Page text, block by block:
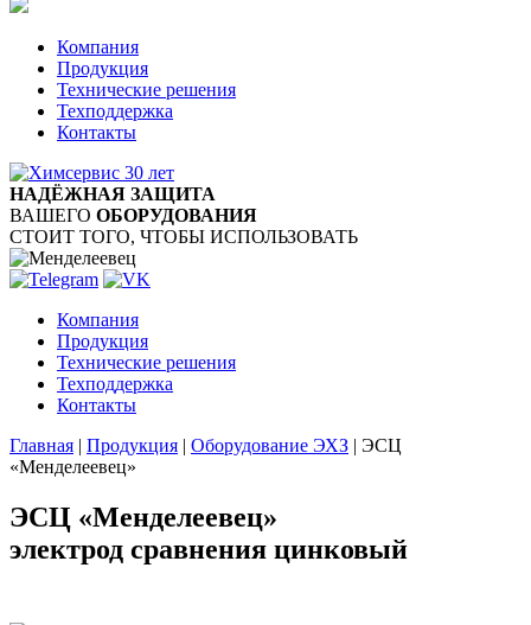
Компания
Продукция
Технические решения
Техподдержка
Контакты
НАДЁЖНАЯ ЗАЩИТА
ВАШЕГО ОБОРУДОВАНИЯ
СТОИТ ТОГО, ЧТОБЫ ИСПОЛЬЗОВАТЬ
Компания
Продукция
Технические решения
Техподдержка
Контакты
Главная | Продукция | Оборудование ЭХЗ | ЭСЦ
«Менделеевец»
ЭСЦ «Менделеевец»
электрод сравнения цинковый